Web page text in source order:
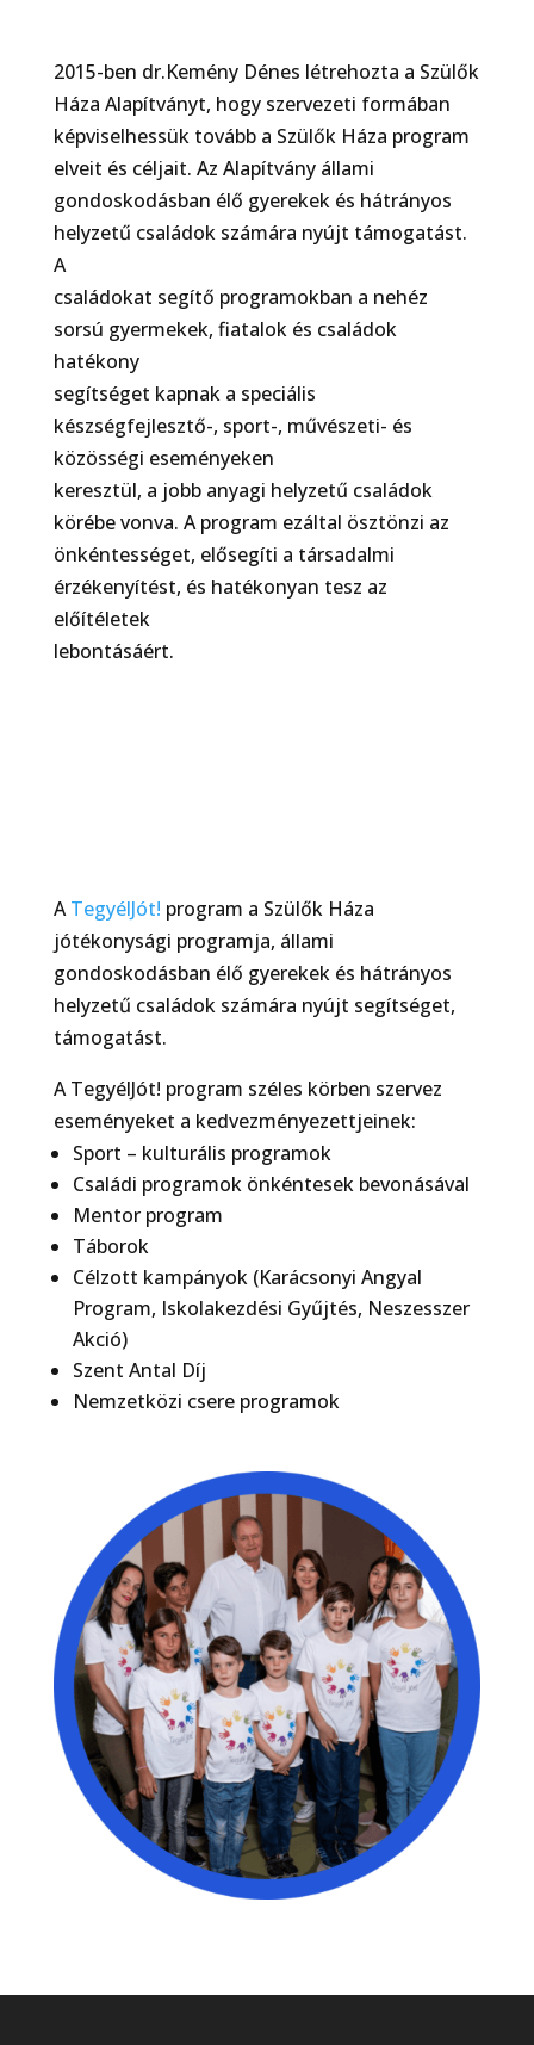
2015-ben dr.Kemény Dénes létrehozta a Szülők
Háza Alapítványt, hogy szervezeti formában
képviselhessük tovább a Szülők Háza program
elveit és céljait. Az Alapítvány állami
gondoskodásban élő gyerekek és hátrányos
helyzetű családok számára nyújt támogatást.
A
családokat segítő programokban a nehéz
sorsú gyermekek, fiatalok és családok
hatékony
segítséget kapnak a speciális
készségfejlesztő-, sport-, művészeti- és
közösségi eseményeken
keresztül, a jobb anyagi helyzetű családok
körébe vonva. A program ezáltal ösztönzi az
önkéntességet, elősegíti a társadalmi
érzékenyítést, és hatékonyan tesz az
előítéletek
lebontásáért.
ATegyélJót! program a Szülők Háza
jótékonysági programja, állami
gondoskodásban élő gyerekek és hátrányos
helyzetű családok számára nyújt segítséget,
támogatást.
A TegyélJót! program széles körben szervez
eseményeket a kedvezményezettjeinek:
Sport – kulturális programok
Családi programok önkéntesek bevonásával
Mentor program
Táborok
Célzott kampányok (Karácsonyi Angyal
Program, Iskolakezdési Gyűjtés, Neszesszer
Akció)
Szent Antal Díj
Nemzetközi csere programok